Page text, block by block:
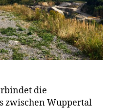
die
zwischen Wuppertal